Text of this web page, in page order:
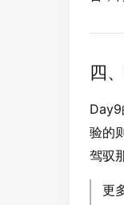
四
Day9
验的
驾驭
更